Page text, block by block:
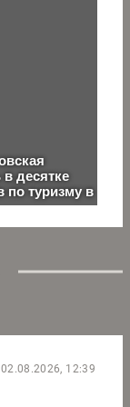
02.08.2026, 12:39